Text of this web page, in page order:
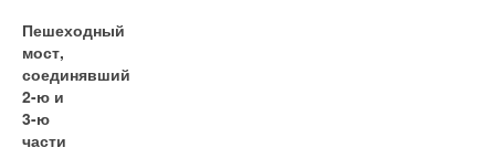
Пешеходный
мост,
соединявший
2-ю и
3-ю
части